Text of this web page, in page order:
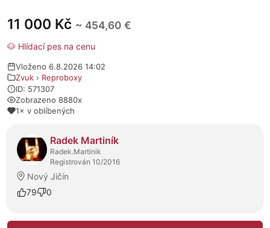
11 000 Kč ~ 454,60 €
🐶 Hlídací pes na cenu
Vloženo 6.8.2026 14:02
Zvuk › Reproboxy
ID: 571307
Zobrazeno 8880x
1× v oblíbených
Radek Martiník
Radek.Martinik
Registrován 10/2016
Nový Jičín
79
0